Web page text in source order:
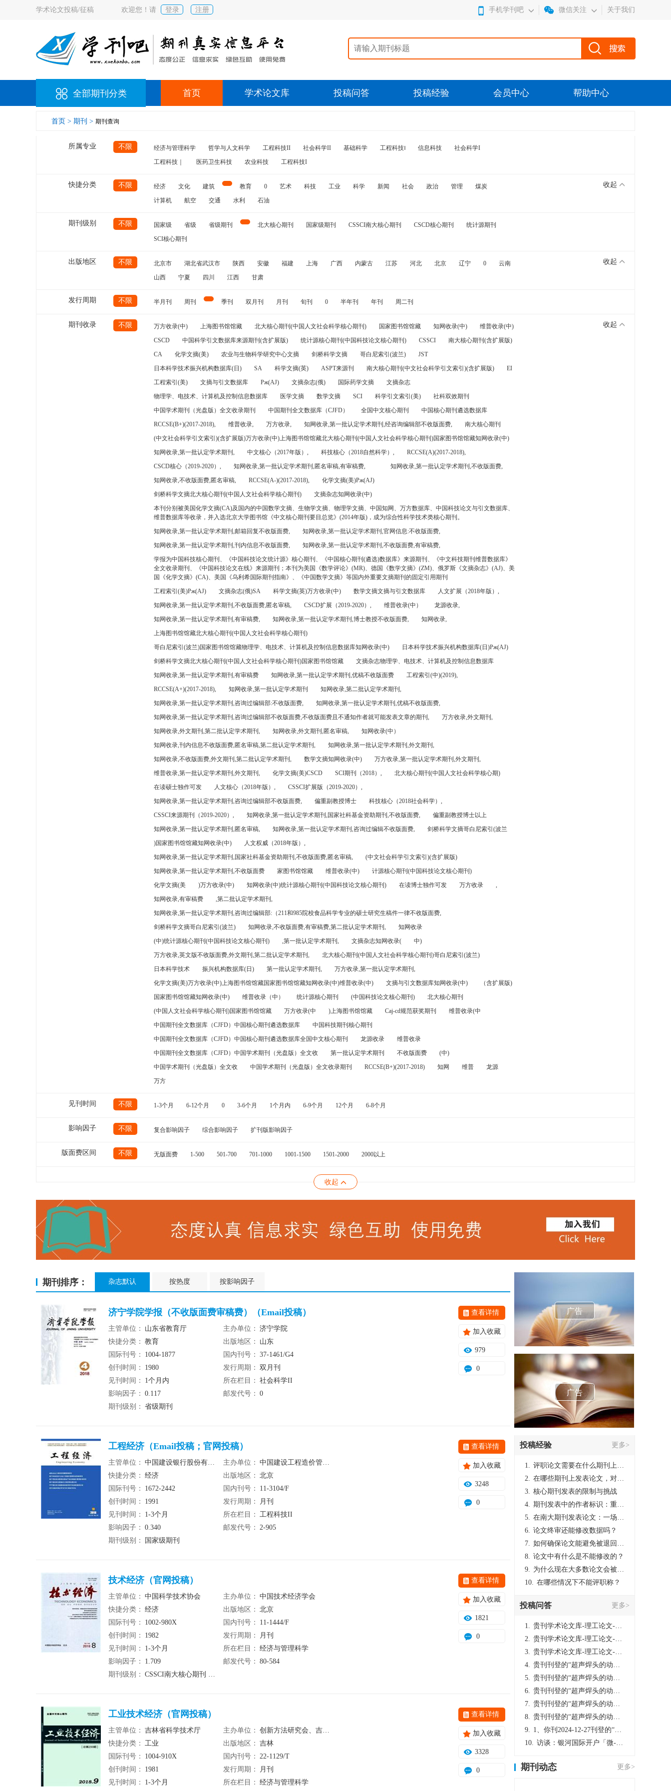
学术论文投稿/征稿 欢迎您！请 登录 注册 手机学刊吧 微信关注 关于我们
全部期刊分类 首页 学术论文库 投稿问答 投稿经验 会员中心 帮助中心
首页 > 期刊 > 期刊查询
所属专业 不限 经济与管理科学 哲学与人文科学 工程科技II 社会科学II 基础科学 工程科技‖ 信息科技
社会科学I
工程科技｜
医药卫生科技 农业科技 工程科技I
快捷分类 不限 经济 文化 建筑 教育 0 艺术 科技 工业 科学 新闻 社会 政治 管理
煤炭
计算机
航空 交通 水利 石油
收起
期刊级别 不限 国家级 省级 省级期刊 北大核心期刊 国家级期刊 CSSCI南大核心期刊 CSCD核心期刊
统计源期刊
SCI核心期刊
出版地区 不限 北京市 湖北省武汉市 陕西 安徽 福建 上海 广西 内蒙古 江苏 河北 北京 辽宁 0
云南
山西
宁夏 四川 江西 甘肃
收起
发行周期 不限 半月刊 周刊 季刊 双月刊 月刊 旬刊 0 半年刊 年刊 周二刊
期刊收录 不限 万方收录(中) 上海图书馆馆藏 北大核心期刊(中国人文社会科学核心期刊) 国家图书馆馆藏 知网收录(中)
维普收录(中)
CSCD
中国科学引文数据库来源期刊(含扩展版) 统计源核心期刊(中国科技论文核心期刊) CSSCI
南大核心期刊(含扩展版)
CA
化学文摘(美) 农业与生物科学研究中心文摘 剑桥科学文摘 哥白尼索引(波兰)
JST
日本科学技术振兴机构数据库(日)
SA 科学文摘(英) ASPT来源刊 南大核心期刊(中文社会科学引文索引)(含扩展版)
EI
工程索引(美)
文摘与引文数据库 Pж(AJ) 文摘杂志(俄) 国际药学文摘
文摘杂志
物理学、电技术、计算机及控制信息数据库
医学文摘 数学文摘 SCI 科学引文索引(美)
社科双效期刊
中国学术期刊（光盘版）全文收录期刊
中国期刊全文数据库（CJFD） 全国中文核心期刊
中国核心期刊遴选数据库
RCCSE(B+)(2017-2018),
维普收录, 万方收录, 知网收录,第一批认定学术期刊,经咨询编辑部不收版面费,
南大核心期刊
(中文社会科学引文索引)(含扩展版)万方收录(中)上海图书馆馆藏北大核心期刊(中国人文社会科学核心期刊)国家图书馆馆藏知网收录(中)
知网收录,第一批认定学术期刊,
中文核心（2017年版）, 科技核心（2018自然科学）,
RCCSE(A)(2017-2018),
CSCD核心（2019-2020）,
知网收录,第一批认定学术期刊,匿名审稿,有审稿费,
知网收录,第一批认定学术期刊,不收版面费,
知网收录,不收版面费,匿名审稿,
RCCSE(A-)(2017-2018),
化学文摘(美)Pж(AJ)
剑桥科学文摘北大核心期刊(中国人文社会科学核心期刊)
文摘杂志知网收录(中)
本刊分别被美国化学文摘(CA)及国内的中国数学文摘、生物学文摘、物理学文摘、中国知网、万方数据库、中国科技论文与引文数据库、
维普数据库等收录，并入选北京大学图书馆《中文核心期刊要目总览》(2014年版)，成为综合性科学技术类核心期刊。
知网收录,第一批认定学术期刊,邮箱回复不收版面费,
知网收录,第一批认定学术期刊,官网信息:不收版面费,
知网收录,第一批认定学术期刊,刊内信息不收版面费,
知网收录,第一批认定学术期刊,不收版面费,有审稿费,
学报为中国科技核心期刊、《中国科技论文统计源》核心期刊、《中国核心期刊(遴选)数据库》来源期刊、《中文科技期刊维普数据库》
全文收录期刊、《中国科技论文在线》来源期刊；本刊为美国《数学评论》(MR)、德国《数学文摘》(ZM)、俄罗斯《文摘杂志》(AJ)、美
国《化学文摘》(CA)、美国《乌利希国际期刊指南》、《中国数学文摘》等国内外重要文摘期刊的固定引用期刊
工程索引(美)Pж(AJ)
文摘杂志(俄)SA 科学文摘(英)万方收录(中) 数学文摘文摘与引文数据库
人文扩展（2018年版）,
知网收录,第一批认定学术期刊,不收版面费,匿名审稿,
CSCD扩展（2019-2020）, 维普收录(中）
龙源收录,
知网收录,第一批认定学术期刊,有审稿费,
知网收录,第一批认定学术期刊,博士教授不收版面费,
知网收录,
上海图书馆馆藏北大核心期刊(中国人文社会科学核心期刊)
哥白尼索引(波兰)国家图书馆馆藏物理学、电技术、计算机及控制信息数据库知网收录(中)
日本科学技术振兴机构数据库(日)Pж(AJ)
剑桥科学文摘北大核心期刊(中国人文社会科学核心期刊)国家图书馆馆藏
文摘杂志物理学、电技术、计算机及控制信息数据库
知网收录,第一批认定学术期刊,有审稿费
知网收录,第一批认定学术期刊,优稿不收版面费
工程索引(中)(2019),
RCCSE(A+)(2017-2018),
知网收录,第一批认定学术期刊
知网收录,第二批认定学术期刊,
知网收录,第一批认定学术期刊,咨询过编辑部:不收版面费,
知网收录,第一批认定学术期刊,优稿不收版面费,
知网收录,第一批认定学术期刊,咨询过编辑部不收版面费,不收版面费且不通知作者就可能发表文章的期刊,
万方收录,外文期刊,
知网收录,外文期刊,第二批认定学术期刊,
知网收录,外文期刊,匿名审稿,
知网收录(中）
知网收录,刊内信息不收版面费,匿名审稿,第二批认定学术期刊,
知网收录,第一批认定学术期刊,外文期刊,
知网收录,不收版面费,外文期刊,第二批认定学术期刊,
数学文摘知网收录(中)
万方收录,第一批认定学术期刊,外文期刊,
维普收录,第一批认定学术期刊,外文期刊,
化学文摘(美)CSCD SCI期刊（2018）,
北大核心期刊(中国人文社会科学核心期)
在读硕士独作可发
人文核心（2018年版）,
CSSCI扩展版（2019-2020）,
知网收录,第一批认定学术期刊,咨询过编辑部不收版面费,
偏重副教授博士
科技核心（2018社会科学）,
CSSCI来源期刊（2019-2020）,
知网收录,第一批认定学术期刊,国家社科基金资助期刊,不收版面费,
偏重副教授博士以上
知网收录,第一批认定学术期刊,匿名审稿,
知网收录,第一批认定学术期刊,咨询过编辑不收版面费,
剑桥科学文摘哥白尼索引(波兰
)国家图书馆馆藏知网收录(中)
人文权威（2018年版）,
知网收录,第一批认定学术期刊,国家社科基金资助期刊,不收版面费,匿名审稿,
(中文社会科学引文索引)(含扩展版)
知网收录,第一批认定学术期刊,不收版面费
家图书馆馆藏 维普收录(中)
计源核心期刊(中国科技论文核心期刊)
化学文摘(美
)万方收录(中) 知网收录(中)统计源核心期刊(中国科技论文核心期刊) 在读博士独作可发 万方收录
,
知网收录,有审稿费
,第二批认定学术期刊,
知网收录,第一批认定学术期刊,咨询过编辑部:（211和985院校食品科学专业的硕士研究生稿件一律不收版面费,
剑桥科学文摘哥白尼索引(波兰)
知网收录,不收版面费,有审稿费,第二批认定学术期刊,
知网收录
(中)统计源核心期刊(中国科技论文核心期刊)
,第一批认定学术期刊, 文摘杂志知网收录(
中)
万方收录,英文版不收版面费,外文期刊,第二批认定学术期刊,
北大核心期刊(中国人文社会科学核心期刊)哥白尼索引(波兰)
日本科学技术
振兴机构数据库(日) 第一批认定学术期刊,
万方收录,第一批认定学术期刊,
化学文摘(美)万方收录(中)上海图书馆馆藏国家图书馆馆藏知网收录(中)维普收录(中)
文摘与引文数据库知网收录(中)
（含扩展版)
国家图书馆馆藏知网收录(中)
维普收录（中） 统计源核心期刊 (中国科技论文核心期刊)
北大核心期刊
(中国人文社会科学核心期刊)国家图书馆馆藏
万方收录(中 )上海图书馆馆藏 Caj-cd规范获奖期刊
维普收录(中
中国期刊全文数据库（CJFD）中国核心期刊遴选数据库
中国科技期刊核心期刊
中国期刊全文数据库（CJFD）中国核心期刊遴选数据库全国中文核心期刊
龙源收录
维普收录
中国期刊全文数据库（CJFD）中国学术期刊（光盘版）全文收
第一批认定学术期刊 不收版面费
(中)
中国学术期刊（光盘版）全文收
中国学术期刊（光盘版）全文收录期刊 RCCSE(B+)(2017-2018) 知网 维普
龙源
万方
收起
见刊时间 不限 1-3个月 6-12个月 0 3-6个月 1个月内 6-9个月 12个月 6-8个月
影响因子 不限 复合影响因子 综合影响因子 扩刊版影响因子
版面费区间 不限 无版面费 1-500 501-700 701-1000 1001-1500 1501-2000 2000以上
收起
期刊排序： 杂志默认 按热度 按影响因子
济宁学院学报（不收版面费审稿费）（Email投稿）
主管单位： 山东省教育厅 主办单位： 济宁学院
快捷分类： 教育 出版地区：
山东
国际刊号：
1004-1877 国内刊号： 37-1461/G4
创刊时间：
1980 发行周期： 双月刊
见刊时间：
1个月内 所在栏目： 社会科学II
影响因子： 0.117 邮发代号： 0
期刊级别： 省级期刊
查看详情
加入收藏
979
0
工程经济（Email投稿；官网投稿）
主管单位： 中国建设银行股份有限公司 主办单位： 中国建设工程造价管理协会建行委员会
快捷分类： 经济 出版地区： 北京
国际刊号：
1672-2442 国内刊号：
11-3104/F
创刊时间：
1991 发行周期：
月刊
见刊时间：
1-3个月 所在栏目： 工程科技II
影响因子： 0.340 邮发代号： 2-905
期刊级别：
国家级期刊
查看详情
加入收藏
3248
0
技术经济（官网投稿）
主管单位： 中国科学技术协会 主办单位： 中国技术经济学会
快捷分类： 经济 出版地区： 北京
国际刊号：
1002-980X 国内刊号：
11-1444/F
创刊时间：
1982 发行周期：
月刊
见刊时间：
1-3个月 所在栏目： 经济与管理科学
影响因子：
1.709 邮发代号： 80-584
期刊级别： CSSCI南大核心期刊 北大核心期刊 统计源期刊
查看详情
加入收藏
1821
0
工业技术经济（官网投稿）
主管单位： 吉林省科学技术厅 主办单位： 创新方法研究会、吉林省科学技术信息研究所、吉林省科学技术情报学会
快捷分类： 工业 出版地区： 吉林
国际刊号：
1004-910X 国内刊号： 22-1129/T
创刊时间：
1981 发行周期：
月刊
见刊时间：
1-3个月 所在栏目： 经济与管理科学
查看详情
加入收藏
3328
0
广告
广告
投稿经验 更多>
1. 评职论文需要在什么期刊上发表？
2. 在哪些期刊上发表论文，对考研有优势？
3. 核心期刊发表的限制与挑战
4. 期刊发表中的作者标识：重要性与实践
5. 在南大期刊发表论文：一场知识探索与学术成就的旅程
6. 论文终审还能修改数据吗？
7. 如何确保论文能避免被退回：关键条件与策略
8. 论文中有什么是不能修改的？
9. 为什么现在大多数论文会被评判为AI撰写？（深度剖析查重机制下的困境与出路）
10. 在哪些情况下不能评职称？
投稿问答 更多>
1. 贵刊学术论文库-理工论文-第16页刊登的“超声焊头的动力学分析与优化设计”，作者lizhiwei，时间2024-12-27，该论文由我本人在机电工程技术2024年第10期公开发表，lizhiwei并非本人，请将文章删除，消除影响，谢谢！
2. 贵刊学术论文库-理工论文-第16页刊登的“超声焊头的动力学分析与优化设计”，作者lizhiwei，时间2024-12-27，该论文由我本人在机电工程技术2024年第10期公开发表，lizhiwei并非本人，请将文章删除，消除影响，谢谢！
3. 贵刊学术论文库-理工论文-第16页刊登的“超声焊头的动力学分析与优化设计”，作者lizhiwei，时间2024-12-27，该论文由我本人在机电工程技术2024年第10期公开发表，lizhiwei并非本人，请将文章删除，消除影响，谢谢！
4. 贵刊刊登的“超声焊头的动力学分析与优化设计”，作者lizhiwei，时间2024-12-27，该论文由我本人在机电工程技术2024年第10期公开发表，lizhiwei并非本人，请将文章删除，消除影响，谢谢！
5. 贵刊刊登的“超声焊头的动力学分析与优化设计”，作者lizhiwei，时间2024-12-27，该论文由我本人在机电工程技术2024年第10期公开发表，lizhiwei并非本人，请将文章删除，消除影响，谢谢！
6. 贵刊刊登的“超声焊头的动力学分析与优化设计”，作者lizhiwei，时间2024-12-27，该论文由我本人在机电工程技术2024年第10期公开发表，lizhiwei并非本人，请将文章删除，消除影响，谢谢！
7. 贵刊刊登的“超声焊头的动力学分析与优化设计”，作者lizhiwei，时间2024-12-27，该论文由我本人在机电工程技术2024年第10期公开发表，lizhiwei并非本人，请将文章删除，消除影响，谢谢！
8. 贵刊刊登的“超声焊头的动力学分析与优化设计”，作者lizhiwei，时间2024-12-27，该论文由我本人在机电工程技术2024年第10期公开发表，lizhiwei并非本人，请将文章删除，消除影响，谢谢！
9. 1、你刊2024-12-27刊登的“超声焊头的动力学分析与优化设计论文”，是由我本人在“机电工程技术”，在2024年第10期公开发表的，而本刊转载“lizhiwei”非本人操作，请尽快将其删除，消除不良影响。
10. 访谈：银河国际开户「微-97905670-信」上分客服开户电话在线注册现场经理。机械文明荒野生存游戏《荒野起源》超新星测试将于12月18日上午10点正式开启!本次测试资格已陆续发放!各位拓荒者们准备好了么。
期刊动态 更多>